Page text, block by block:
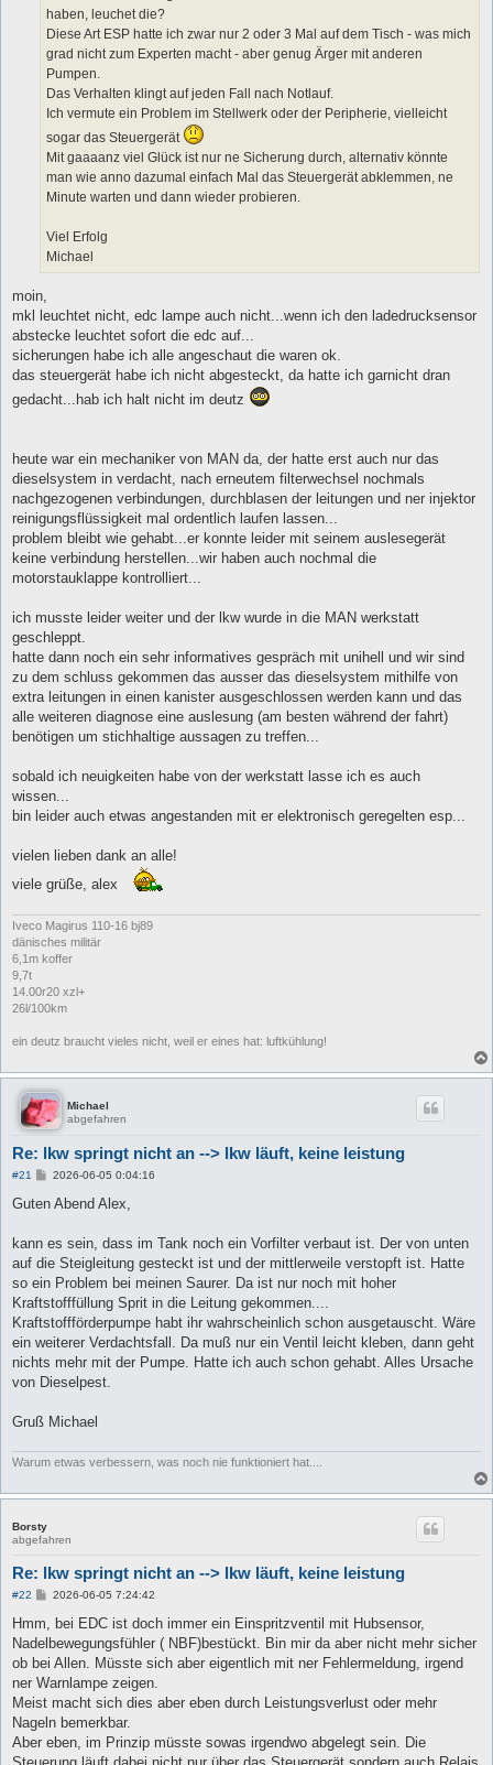
haben, leuchet die?
Diese Art ESP hatte ich zwar nur 2 oder 3 Mal auf dem Tisch - was mich
grad nicht zum Experten macht - aber genug Ärger mit anderen
Pumpen.
Das Verhalten klingt auf jeden Fall nach Notlauf.
Ich vermute ein Problem im Stellwerk oder der Peripherie, vielleicht
sogar das Steuergerät
Mit gaaaanz viel Glück ist nur ne Sicherung durch, alternativ könnte
man wie anno dazumal einfach Mal das Steuergerät abklemmen, ne
Minute warten und dann wieder probieren.
Viel Erfolg
Michael
moin,
mkl leuchtet nicht, edc lampe auch nicht...wenn ich den ladedrucksensor
abstecke leuchtet sofort die edc auf...
sicherungen habe ich alle angeschaut die waren ok.
das steuergerät habe ich nicht abgesteckt, da hatte ich garnicht dran
gedacht...hab ich halt nicht im deutz
heute war ein mechaniker von MAN da, der hatte erst auch nur das
dieselsystem in verdacht, nach erneutem filterwechsel nochmals
nachgezogenen verbindungen, durchblasen der leitungen und ner injektor
reinigungsflüssigkeit mal ordentlich laufen lassen...
problem bleibt wie gehabt...er konnte leider mit seinem auslesegerät
keine verbindung herstellen...wir haben auch nochmal die
motorstauklappe kontrolliert...
ich musste leider weiter und der lkw wurde in die MAN werkstatt
geschleppt.
hatte dann noch ein sehr informatives gespräch mit unihell und wir sind
zu dem schluss gekommen das ausser das dieselsystem mithilfe von
extra leitungen in einen kanister ausgeschlossen werden kann und das
alle weiteren diagnose eine auslesung (am besten während der fahrt)
benötigen um stichhaltige aussagen zu treffen...
sobald ich neuigkeiten habe von der werkstatt lasse ich es auch
wissen...
bin leider auch etwas angestanden mit er elektronisch geregelten esp...
vielen lieben dank an alle!
viele grüße, alex
Iveco Magirus 110-16 bj89
dänisches militär
6,1m koffer
9,7t
14.00r20 xzl+
26l/100km
ein deutz braucht vieles nicht, weil er eines hat: luftkühlung!
Michael
abgefahren
Re: lkw springt nicht an --> lkw läuft, keine leistung
#21
B
i
a
2026-06-05 0:04:16
Guten Abend Alex,
kann es sein, dass im Tank noch ein Vorfilter verbaut ist. Der von unten
auf die Steigleitung gesteckt ist und der mittlerweile verstopft ist. Hatte
so ein Problem bei meinen Saurer. Da ist nur noch mit hoher
Kraftstofffüllung Sprit in die Leitung gekommen....
Kraftstoffförderpumpe habt ihr wahrscheinlich schon ausgetauscht. Wäre
ein weiterer Verdachtsfall. Da muß nur ein Ventil leicht kleben, dann geht
nichts mehr mit der Pumpe. Hatte ich auch schon gehabt. Alles Ursache
von Dieselpest.
Gruß Michael
Warum etwas verbessern, was noch nie funktioniert hat....
Borsty
abgefahren
Re: lkw springt nicht an --> lkw läuft, keine leistung
#22
B
t
r
a
2026-06-05 7:24:42
Hmm, bei EDC ist doch immer ein Einspritzventil mit Hubsensor,
Nadelbewegungsfühler ( NBF)bestückt. Bin mir da aber nicht mehr sicher
ob bei Allen. Müsste sich aber eigentlich mit ner Fehlermeldung, irgend
ner Warnlampe zeigen.
Meist macht sich dies aber eben durch Leistungsverlust oder mehr
Nageln bemerkbar.
Aber eben, im Prinzip müsste sowas irgendwo abgelegt sein. Die